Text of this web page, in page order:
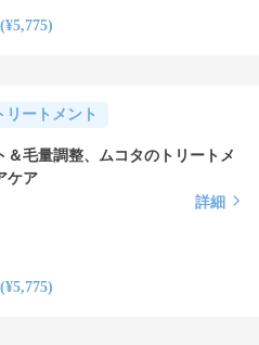
リートメント
＆毛量調整、ムコタのトリートメ
ケア
詳細